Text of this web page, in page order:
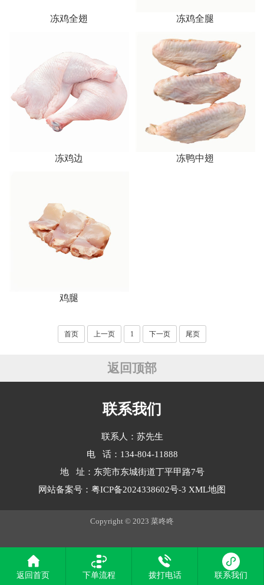
冻鸡全翅 冻鸡全腿
冻鸡边 冻鸭中翅
鸡腿
首页 上一页 1 下一页 尾页
返回顶部
联系我们
联系人：苏先生
电 话：134-804-11888
地 址：东莞市东城街道丁平甲路7号
网站备案号： 粤ICP备2024338602号-3 XML地图
Copyright © 2023 菜咚咚
返回首页 下单流程 拨打电话 联系我们